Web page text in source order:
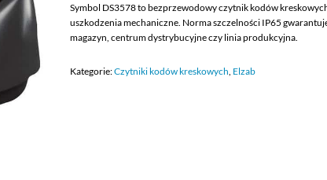
Symbol DS3578 to bezprzewodowy czytnik kodów
uszkodzenia mechaniczne. Norma szczelności IP65
magazyn, centrum dystrybucyjne czy linia produkcyjna.
Kategorie:Czytniki kodów kreskowych Elzab